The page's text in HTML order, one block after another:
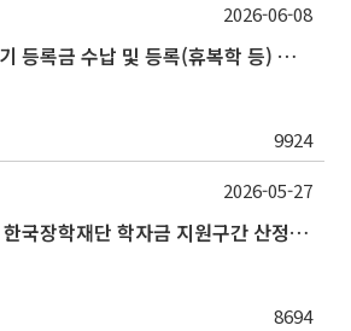
2026학년도 제2학기 등록금 수납 및 등록(휴복학 등) 일정 안내
9924
2026-06-08
2026학년도 2학기 한국장학재단 학자금 지원구간 산정 신청 안내
8694
2026-05-27